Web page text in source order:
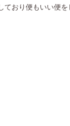
ており便もいい便を